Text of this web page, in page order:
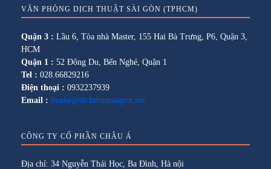
VĂN PHÒNG DỊCH THUẬT SÀI GÒN (TPHCM)
Quận 3 : Lầu 6, Tòa nhà Master, 155 Hai Bà Trưng, P6, Quận 3,
HCM
Quận 1 : 52 Đông Du, Bến Nghé, Quận 1
Tel : 028.66829216
Điện thoại : 0932237939
Email : lienhe@dichthuatsaigon.net
CÔNG TY CỔ PHẦN CHÂU Á
Địa chỉ: 34 Nguyễn Thái Học, Ba Đình, Hà nội